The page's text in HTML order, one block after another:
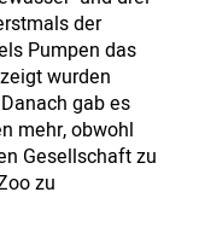
der
Pumpen das
wurden
gab es
mehr, obwohl
Gesellschaft zu
zu